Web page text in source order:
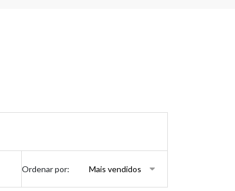
Ordenar por: